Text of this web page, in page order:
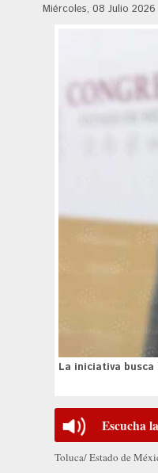
Miércoles, 08 Julio 2026
La iniciativa
Escucha
Toluca/ Estado de